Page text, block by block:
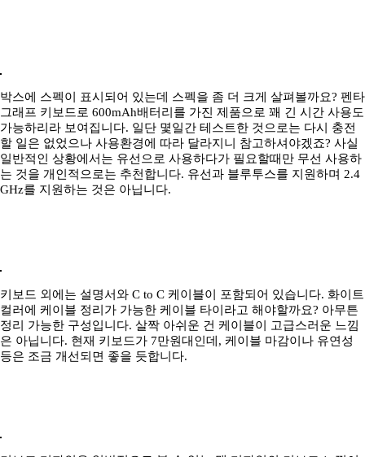
박스에 스펙이 표시되어 있는데 스펙을 좀 더 크게 살펴볼까요? 펜타
그래프 키보드로 600mAh배터리를 가진 제품으로 꽤 긴 시간 사용도
가능하리라 보여집니다. 일단 몇일간 테스트한 것으로는 다시 충전
할 일은 없었으나 사용환경에 따라 달라지니 참고하셔야겠죠? 사실
일반적인 상황에서는 유선으로 사용하다가 필요할때만 무선 사용하
는 것을 개인적으로는 추천합니다. 유선과 블루투스를 지원하며 2.4
GHz를 지원하는 것은 아닙니다.
키보드 외에는 설명서와 C to C 케이블이 포함되어 있습니다. 화이트
컬러에 케이블 정리가 가능한 케이블 타이라고 해야할까요? 아무튼
정리 가능한 구성입니다. 살짝 아쉬운 건 케이블이 고급스러운 느낌
은 아닙니다. 현재 키보드가 7만원대인데, 케이블 마감이나 유연성
등은 조금 개선되면 좋을 듯합니다.